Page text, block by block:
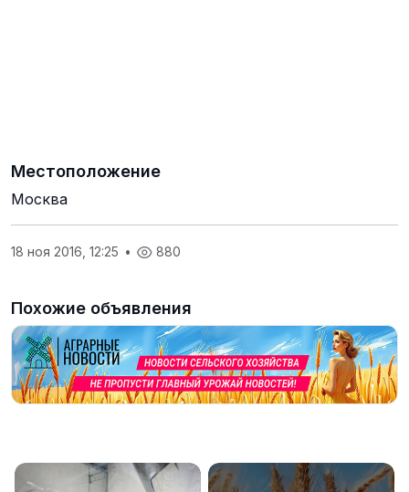
Местоположение
Москва
18 ноя 2016, 12:25 • 880
Похожие объявления